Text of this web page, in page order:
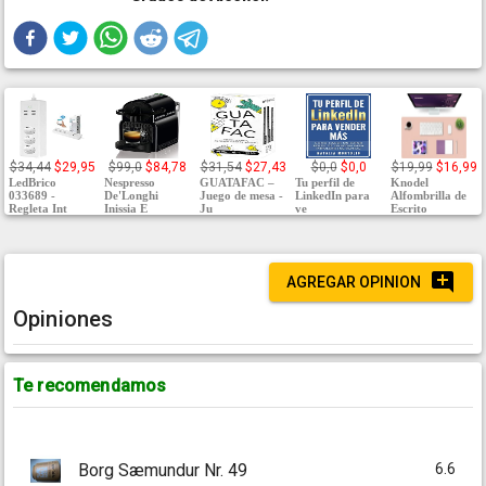
$34,44 $29,95
LedBrico
033689 -
Regleta Int
$99,0 $84,78
Nespresso
De'Longhi
Inissia E
$31,54 $27,43
GUATAFAC –
Juego de mesa -
Ju
$0,0 $0,0
Tu perfil de
LinkedIn para
ve
$19,99 $16,99
Knodel
Alfombrilla de
Escrito
AGREGAR OPINION
Opiniones
Te recomendamos
Borg Sæmundur Nr. 49 6.6